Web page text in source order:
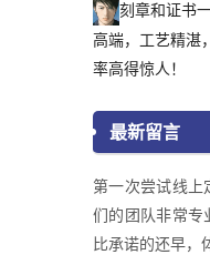
刻章和证书
高端，工艺精湛
率高得惊人！
最新留言
第一次尝试线上
们的团队非常专
比承诺的还早，